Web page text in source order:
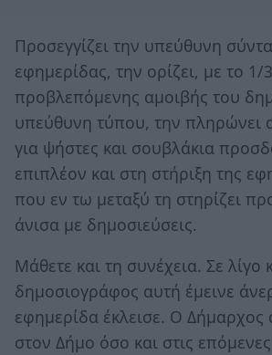
Προσεγγίζει την υπεύθυνη
εφημερίδας, την ορίζει, με το 1/
προβλεπόμενης αμοιβής του
υπεύθυνη τύπου, την πληρώνει
για ψήστες και σουβλάκια
επιπλέον και στη στήριξη της
που εν τω μεταξύ τη στηρίζει
άνισα με δημοσιεύσεις.
Μάθετε και τη συνέχεια. Σε λίγο
δημοσιογράφος αυτή έμεινε
εφημερίδα έκλεισε. Ο Δήμαρχος
στον Δήμο όσο και στις